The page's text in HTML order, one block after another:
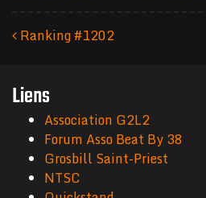
Ranking #1202
Liens
Association G2L2
Forum Asso Beat By 38
Grosbill Saint-Priest
NTSC